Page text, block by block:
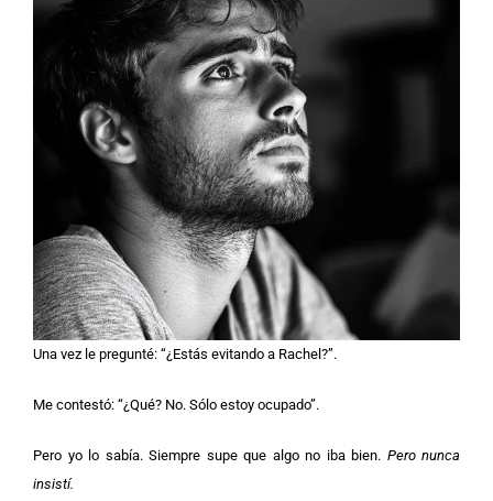
Una vez le pregunté: “¿Estás evitando a Rachel?”.
Me contestó: “¿Qué? No. Sólo estoy ocupado”.
Pero yo lo sabía. Siempre supe que algo no iba bien. Pero nunca
insistí.